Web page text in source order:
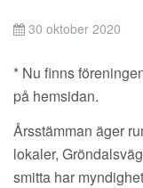
30 oktober 2020
* Nu finns
på hemsidan.
Årsstämman äger
lokaler,
smitta har